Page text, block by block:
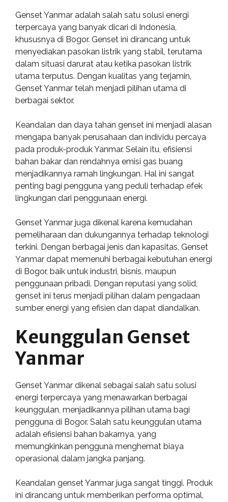
Genset Yanmar adalah salah satu solusi energi
terpercaya yang banyak dicari di Indonesia,
khususnya di Bogor. Genset ini dirancang untuk
menyediakan pasokan listrik yang stabil, terutama
dalam situasi darurat atau ketika pasokan listrik
utama terputus. Dengan kualitas yang terjamin,
Genset Yanmar telah menjadi pilihan utama di
berbagai sektor.
Keandalan dan daya tahan genset ini menjadi alasan
mengapa banyak perusahaan dan individu percaya
pada produk-produk Yanmar. Selain itu, efisiensi
bahan bakar dan rendahnya emisi gas buang
menjadikannya ramah lingkungan. Hal ini sangat
penting bagi pengguna yang peduli terhadap efek
lingkungan dari penggunaan energi.
Genset Yanmar juga dikenal karena kemudahan
pemeliharaan dan dukungannya terhadap teknologi
terkini. Dengan berbagai jenis dan kapasitas, Genset
Yanmar dapat memenuhi berbagai kebutuhan energi
di Bogor, baik untuk industri, bisnis, maupun
penggunaan pribadi. Dengan reputasi yang solid,
genset ini terus menjadi pilihan dalam pengadaan
sumber energi yang efisien dan dapat diandalkan.
Keunggulan Genset
Yanmar
Genset Yanmar dikenal sebagai salah satu solusi
energi terpercaya yang menawarkan berbagai
keunggulan, menjadikannya pilihan utama bagi
pengguna di Bogor. Salah satu keunggulan utama
adalah efisiensi bahan bakarnya, yang
memungkinkan pengguna menghemat biaya
operasional dalam jangka panjang.
Keandalan genset Yanmar juga sangat tinggi. Produk
ini dirancang untuk memberikan performa optimal,